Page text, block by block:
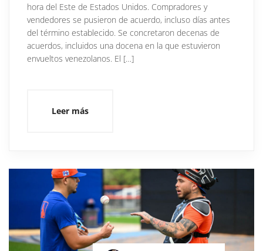
hora del Este de Estados Unidos. Compradores y
vendedores se pusieron de acuerdo, incluso días antes
del término establecido. Se concretaron decenas de
acuerdos, incluidos una docena en la que estuvieron
envueltos venezolanos. El […]
Leer más